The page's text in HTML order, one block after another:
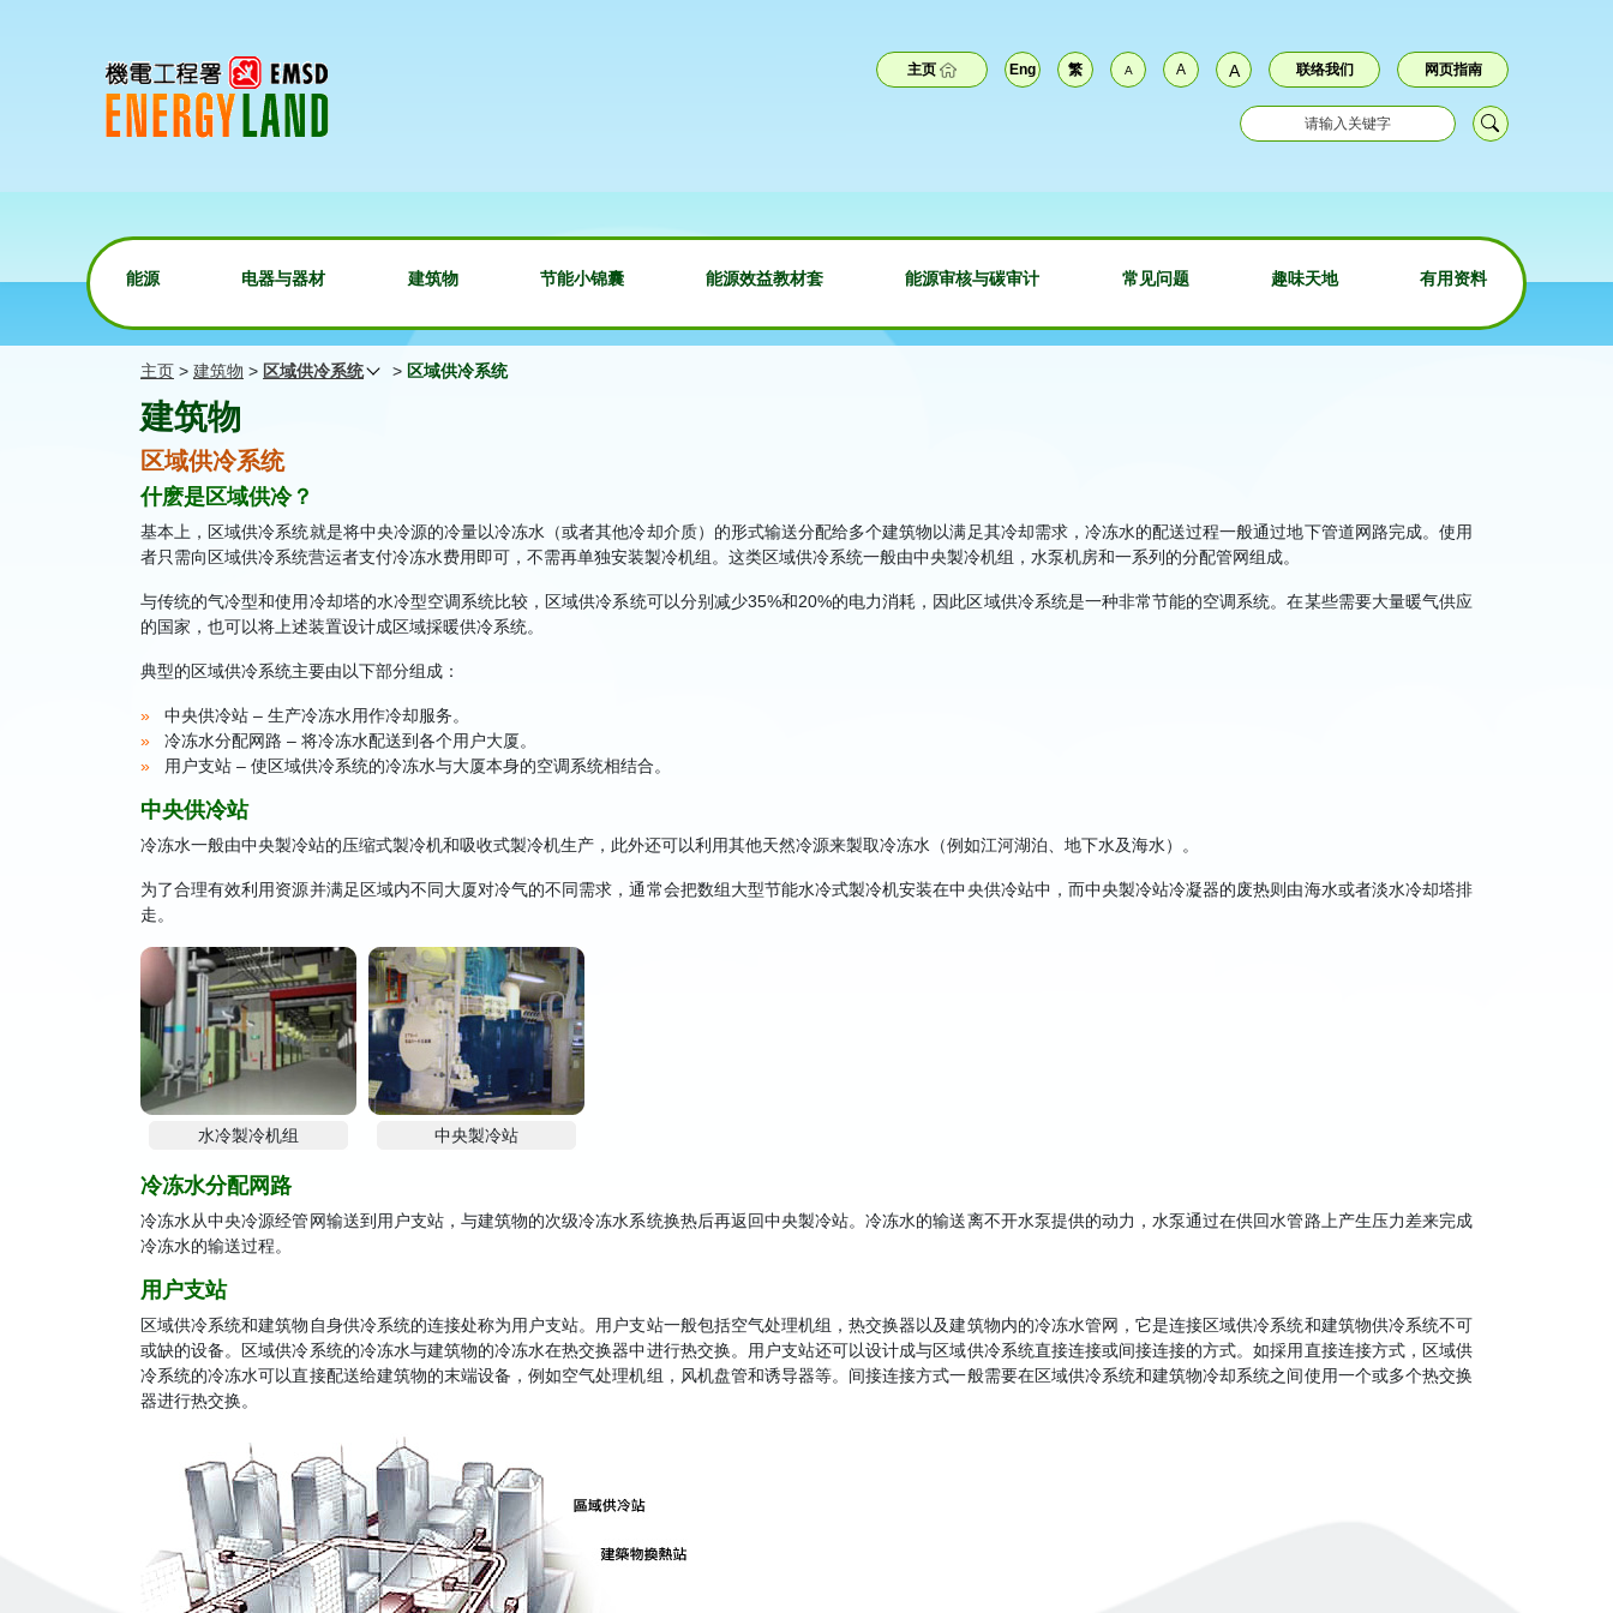
主页 Eng 繁 A A A 联络我们 网页指南
能源 电器与器材 建筑物 节能小锦囊 能源效益教材套 能源审核与碳审计 常见问题 趣味天地 有用资料
主页 > 建筑物 > 区域供冷系统 > 区域供冷系统
建筑物
区域供冷系统
什麽是区域供冷？
基本上，区域供冷系统就是将中央冷源的冷量以冷冻水（或者其他冷却介质）的形式输送分配给多个建筑物以满足其冷却需求，冷冻水的配送过程一般通过地下管道网路完成。使用
者只需向区域供冷系统营运者支付冷冻水费用即可，不需再单独安装製冷机组。这类区域供冷系统一般由中央製冷机组，水泵机房和一系列的分配管网组成。
与传统的气冷型和使用冷却塔的水冷型空调系统比较，区域供冷系统可以分别减少35%和20%的电力消耗，因此区域供冷系统是一种非常节能的空调系统。在某些需要大量暖气供应
的国家，也可以将上述装置设计成区域採暖供冷系统。
典型的区域供冷系统主要由以下部分组成：
中央供冷站 – 生产冷冻水用作冷却服务。
冷冻水分配网路 – 将冷冻水配送到各个用户大厦。
用户支站 – 使区域供冷系统的冷冻水与大厦本身的空调系统相结合。
中央供冷站
冷冻水一般由中央製冷站的压缩式製冷机和吸收式製冷机生产，此外还可以利用其他天然冷源来製取冷冻水（例如江河湖泊、地下水及海水）。
为了合理有效利用资源并满足区域内不同大厦对冷气的不同需求，通常会把数组大型节能水冷式製冷机安装在中央供冷站中，而中央製冷站冷凝器的废热则由海水或者淡水冷却塔排
走。
水冷製冷机组 中央製冷站
冷冻水分配网路
冷冻水从中央冷源经管网输送到用户支站，与建筑物的次级冷冻水系统换热后再返回中央製冷站。冷冻水的输送离不开水泵提供的动力，水泵通过在供回水管路上产生压力差来完成
冷冻水的输送过程。
用户支站
区域供冷系统和建筑物自身供冷系统的连接处称为用户支站。用户支站一般包括空气处理机组，热交换器以及建筑物内的冷冻水管网，它是连接区域供冷系统和建筑物供冷系统不可
或缺的设备。区域供冷系统的冷冻水与建筑物的冷冻水在热交换器中进行热交换。用户支站还可以设计成与区域供冷系统直接连接或间接连接的方式。如採用直接连接方式，区域供
冷系统的冷冻水可以直接配送给建筑物的末端设备，例如空气处理机组，风机盘管和诱导器等。间接连接方式一般需要在区域供冷系统和建筑物冷却系统之间使用一个或多个热交换
器进行热交换。